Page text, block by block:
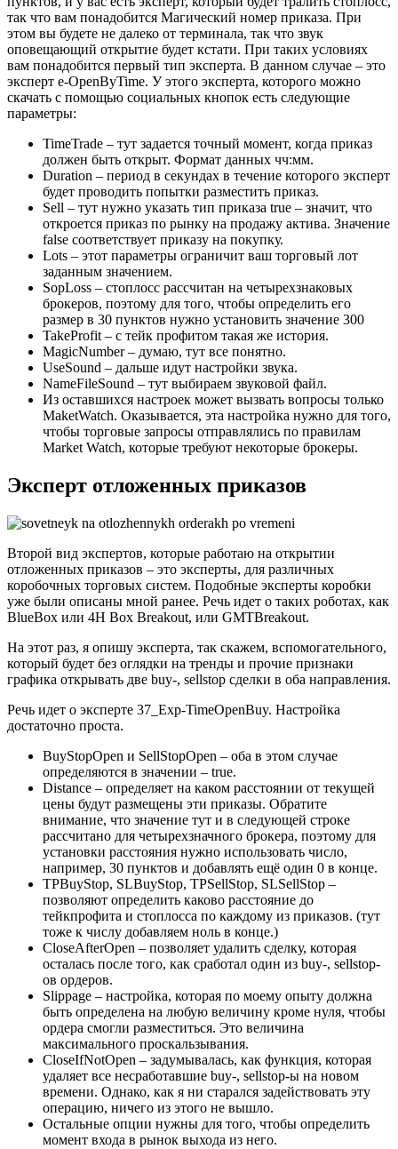
так что вам понадобится Магический номер приказа. При
этом вы будете не далеко от терминала, так что звук
оповещающий открытие будет кстати. При таких условиях
вам понадобится первый тип эксперта. В данном случае – это
эксперт e-OpenByTime. У этого эксперта, которого можно
скачать с помощью социальных кнопок есть следующие
параметры:
TimeTrade – тут задается точный момент, когда приказ
должен быть открыт. Формат данных чч:мм.
Duration – период в секундах в течение которого эксперт
будет проводить попытки разместить приказ.
Sell – тут нужно указать тип приказа true – значит, что
откроется приказ по рынку на продажу актива. Значение
false соответствует приказу на покупку.
Lots – этот параметры ограничит ваш торговый лот
заданным значением.
SopLoss – стоплосс рассчитан на четырехзнаковых
брокеров, поэтому для того, чтобы определить его
размер в 30 пунктов нужно установить значение 300
TakeProfit – с тейк профитом такая же история.
MagicNumber – думаю, тут все понятно.
UseSound – дальше идут настройки звука.
NameFileSound – тут выбираем звуковой файл.
Из оставшихся настроек может вызвать вопросы только
MaketWatch. Оказывается, эта настройка нужно для того,
чтобы торговые запросы отправлялись по правилам
Market Watch, которые требуют некоторые брокеры.
Эксперт отложенных приказов
Второй вид экспертов, которые работаю на открытии
отложенных приказов – это эксперты, для различных
коробочных торговых систем. Подобные эксперты коробки
уже были описаны мной ранее. Речь идет о таких роботах, как
BlueBox или 4H Box Breakout, или GMTBreakout.
На этот раз, я опишу эксперта, так скажем, вспомогательного,
который будет без оглядки на тренды и прочие признаки
графика открывать две buy-, sellstop сделки в оба направления.
Речь идет о эксперте 37_Exp-TimeOpenBuy. Настройка
достаточно проста.
BuyStopOpen и SellStopOpen – оба в этом случае
определяются в значении – true.
Distance – определяет на каком расстоянии от текущей
цены будут размещены эти приказы. Обратите
внимание, что значение тут и в следующей строке
рассчитано для четырехзначного брокера, поэтому для
установки расстояния нужно использовать число,
например, 30 пунктов и добавлять ещё один 0 в конце.
TPBuyStop, SLBuyStop, TPSellStop, SLSellStop –
позволяют определить каково расстояние до
тейкпрофита и стоплосса по каждому из приказов. (тут
тоже к числу добавляем ноль в конце.)
CloseAfterOpen – позволяет удалить сделку, которая
осталась после того, как сработал один из buy-, sellstop-
ов ордеров.
Slippage – настройка, которая по моему опыту должна
быть определена на любую величину кроме нуля, чтобы
ордера смогли разместиться. Это величина
максимального проскальзывания.
CloseIfNotOpen – задумывалась, как функция, которая
удаляет все несработавшие buy-, sellstop-ы на новом
времени. Однако, как я ни старался задействовать эту
операцию, ничего из этого не вышло.
Остальные опции нужны для того, чтобы определить
момент входа в рынок выхода из него.